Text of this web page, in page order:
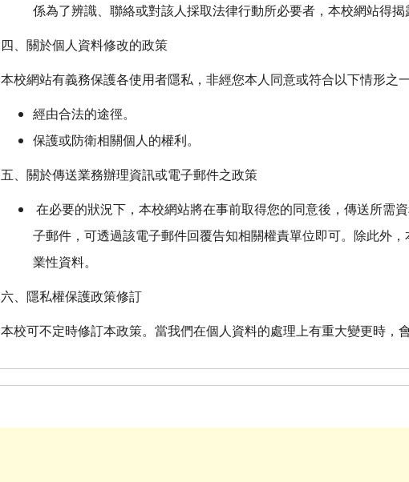
係為了辨識、聯絡或對該人採取法律行動所必要者，本校網站得揭
四、關於個人資料修改的政策
本校網站有義務保護各使用者隱私，非經您本人同意或符合以下情形之
經由合法的途徑。
保護或防衛相關個人的權利。
五、關於傳送業務辦理資訊或電子郵件之政策
在必要的狀況下，本校網站將在事前取得您的同意後，傳送所需
子郵件，可透過該電子郵件回覆告知相關權責單位即可。除此外
業性資料。
六、隱私權保護政策修訂
本校可不定時修訂本政策。當我們在個人資料的處理上有重大變更時，